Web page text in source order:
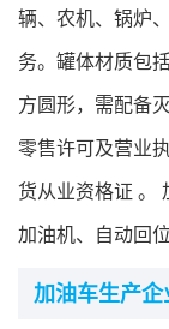
展会论坛
公告查询
行业互动
辆、农机、锅炉
务。罐体材质包
方圆形，需配备
零售许可及营业
货从业资格证 。
加油机、自动回
加油车生产企